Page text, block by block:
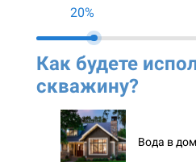
20%
Как будете
скважину?
Вода в